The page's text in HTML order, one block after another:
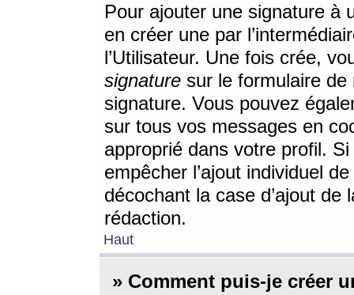
Pour ajouter une signature à
en créer une par
l’Utilisateur. Une fois crée,
signature sur le formulaire de
signature. Vous pouvez
sur tous vos messages en
approprié dans votre profil.
empêcher l’ajout individuel
décochant la case d’ajout
rédaction.
Haut
» Comment puis-je créer